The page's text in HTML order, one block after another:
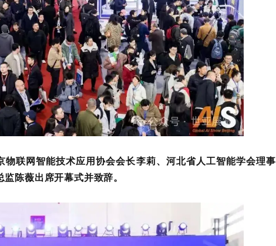
联网智能技术应用协会会长李莉、河北省人工智能学会理事
陈薇出席开幕式并致辞。